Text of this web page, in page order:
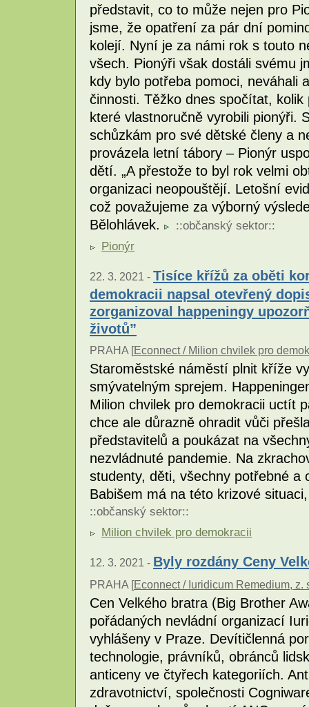
představit, co to může nejen pro
jsme, že opatření za pár dní
kolejí. Nyní je za námi rok s touto
všech. Pionýři však dostáli svému
kdy bylo potřeba pomoci, neváhali
činnosti. Těžko dnes spočítat,
které vlastnoručně vyrobili pionýři.
schůzkám pro své dětské členy a
provázela letní tábory – Pionýr
dětí. „A přestože to byl rok velmi
organizaci neopouštějí. Letošní
což považujeme za výborný
Bělohlávek.
::občanský sektor::
Pionýr
22. 3. 2021 - Tisíce křížů za oběti
demokracii napsal otevřený
zorganizoval happeningy
životů”
PRAHA [Econnect / Milion chvilek pro
Staroměstské náměstí plnit kříže
smývatelným sprejem.
Milion chvilek pro demokracii uctít
chce ale důrazně ohradit vůči
představitelů a poukázat na
nezvládnuté pandemie. Na
studenty, děti, všechny potřebné a
Babišem má na této krizové
::občanský sektor::
Milion chvilek pro demokracii
12. 3. 2021 - Byly rozdány Ceny
PRAHA [Econnect / Iuridicum Remedium, z.
Cen Velkého bratra (Big Brother
pořádaných nevládní organizací
vyhlášeny v Praze. Devítičlenná
technologie, právníků, obránců
anticeny ve čtyřech kategoriích.
zdravotnictví, společnosti